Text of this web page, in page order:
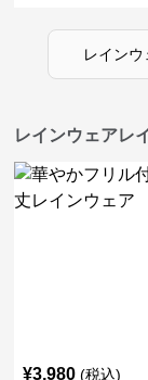
レインウ
レインウェアレ
¥3,980 (税込)